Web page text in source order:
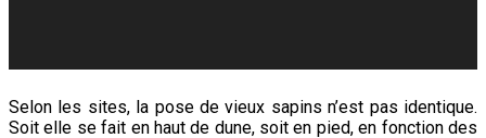
Selon les sites, la pose de vieux sapins n’est pas identique.
Soit elle se fait en haut de dune, soit en pied, en fonction des